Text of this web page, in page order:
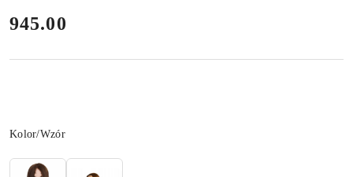
cena:
945.00
Wariant
Kolor/Wzór